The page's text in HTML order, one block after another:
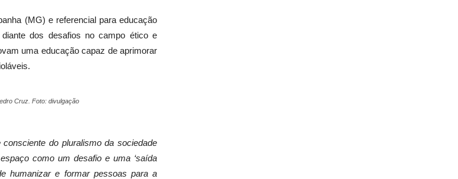
(MG) e referencial para educação
dos desafios no campo ético e
uma educação capaz de aprimorar
Cruz. Foto: divulgação
do pluralismo da sociedade
como um desafio e uma ‘saída
humanizar e formar pessoas para a